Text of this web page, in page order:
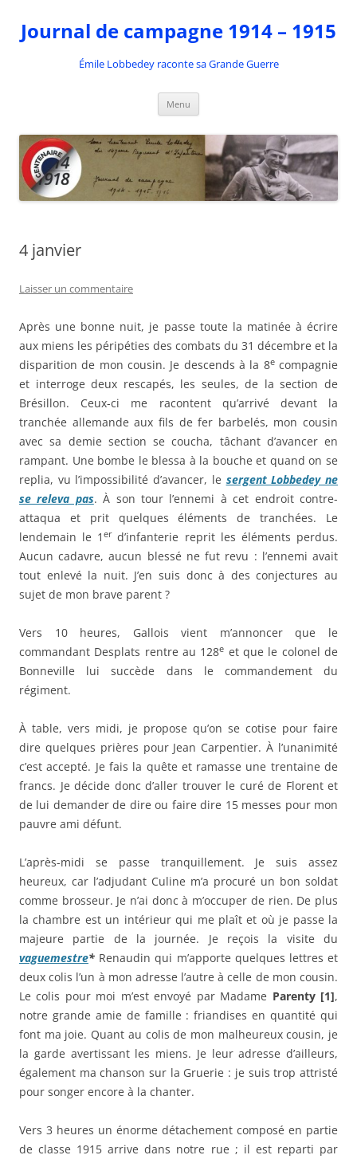
contenu
Journal de campagne 1914 – 1915
Émile Lobbedey raconte sa Grande Guerre
Menu
4 janvier
Laisser un commentaire
Après une bonne nuit, je passe toute la matinée à écrire
aux miens les péripéties des combats du 31 décembre et la
disparition de mon cousin. Je descends à la 8ecompagnie
et interroge deux rescapés, les seules, de la section de
Brésillon. Ceux-ci me racontent qu’arrivé devant la
tranchée allemande aux fils de fer barbelés, mon cousin
avec sa demie section se coucha, tâchant d’avancer en
rampant. Une bombe le blessa à la bouche et quand on se
replia, vu l’impossibilité d’avancer, le sergent Lobbedey ne
se releva pas. À son tour l’ennemi à cet endroit contre-
attaqua et prit quelques éléments de tranchées. Le
lendemain le 1er d’infanterie reprit les éléments perdus.
Aucun cadavre, aucun blessé ne fut revu : l’ennemi avait
tout enlevé la nuit. J’en suis donc à des conjectures au
sujet de mon brave parent ?
Vers 10 heures, Gallois vient m’annoncer que le
commandant Desplats rentre au 128e et que le colonel de
Bonneville lui succède dans le commandement du
régiment.
À table, vers midi, je propose qu’on se cotise pour faire
dire quelques prières pour Jean Carpentier. À l’unanimité
c’est accepté. Je fais la quête et ramasse une trentaine de
francs. Je décide donc d’aller trouver le curé de Florent et
de lui demander de dire ou faire dire 15 messes pour mon
pauvre ami défunt.
L’après-midi se passe tranquillement. Je suis assez
heureux, car l’adjudant Culine m’a procuré un bon soldat
comme brosseur. Je n’ai donc à m’occuper de rien. De plus
la chambre est un intérieur qui me plaît et où je passe la
majeure partie de la journée. Je reçois la visite du
vaguemestre* Renaudin qui m’apporte quelques lettres et
deux colis l’un à mon adresse l’autre à celle de mon cousin.
Le colis pour moi m’est envoyé par Madame Parenty [1],
notre grande amie de famille : friandises en quantité qui
font ma joie. Quant au colis de mon malheureux cousin, je
la garde avertissant les miens. Je leur adresse d’ailleurs,
également ma chanson sur la Gruerie : je suis trop attristé
pour songer encore à la chanter.
Vers 3 heures un énorme détachement composé en partie
de classe 1915 arrive dans notre rue ; il est reparti par